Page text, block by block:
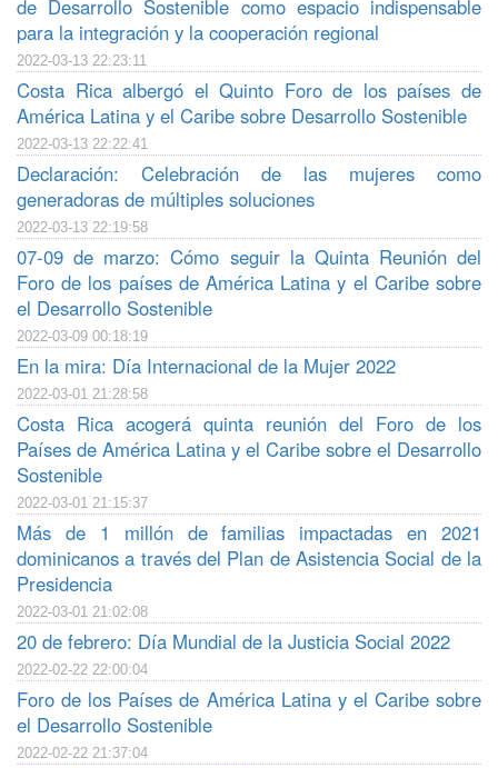
de Desarrollo Sostenible como espacio indispensable
para la integración y la cooperación regional
2022-03-13 22:23:11
Costa Rica albergó el Quinto Foro de los países de
América Latina y el Caribe sobre Desarrollo Sostenible
2022-03-13 22:22:41
Declaración: Celebración de las mujeres como
generadoras de múltiples soluciones
2022-03-13 22:19:58
07-09 de marzo: Cómo seguir la Quinta Reunión del
Foro de los países de América Latina y el Caribe sobre
el Desarrollo Sostenible
2022-03-09 00:18:19
En la mira: Día Internacional de la Mujer 2022
2022-03-01 21:28:58
Costa Rica acogerá quinta reunión del Foro de los
Países de América Latina y el Caribe sobre el Desarrollo
Sostenible
2022-03-01 21:15:37
Más de 1 millón de familias impactadas en 2021
dominicanos a través del Plan de Asistencia Social de la
Presidencia
2022-03-01 21:02:08
20 de febrero: Día Mundial de la Justicia Social 2022
2022-02-22 22:00:04
Foro de los Países de América Latina y el Caribe sobre
el Desarrollo Sostenible
2022-02-22 21:37:04